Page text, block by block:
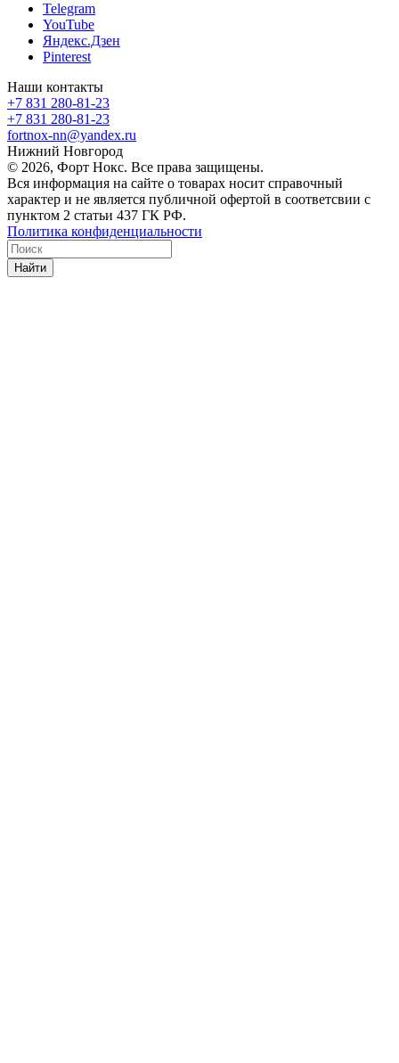
Telegram
YouTube
Яндекс.Дзен
Pinterest
Наши контакты
+7 831 280-81-23
+7 831 280-81-23
fortnox-nn@yandex.ru
Нижний Новгород
© 2026, Форт Нокс. Все права защищены.
Вся информация на сайте о товарах носит справочный
характер и не является публичной офертой в соответсвии с
пунктом 2 статьи 437 ГК РФ.
Политика конфиденциальности
Найти